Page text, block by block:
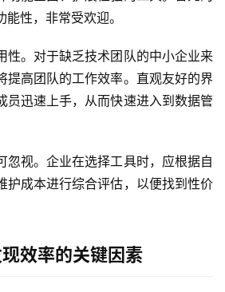
性，非常受欢迎。
性。对于缺乏技术团队的中小企业来
提高团队的工作效率。直观友好的界
员迅速上手，从而快速进入到数据管
忽视。企业在选择工具时，应根据自
护成本进行综合评估，以便找到性价
效率的关键因素